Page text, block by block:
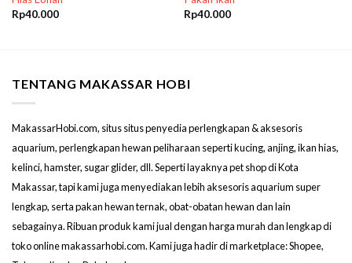
Rp40.000
Rp40.000
TENTANG MAKASSAR HOBI
MakassarHobi.com, situs situs penyedia perlengkapan & aksesoris
aquarium, perlengkapan hewan peliharaan seperti kucing, anjing, ikan hias,
kelinci, hamster, sugar glider, dll. Seperti layaknya pet shop di Kota
Makassar, tapi kami juga menyediakan lebih aksesoris aquarium super
lengkap, serta pakan hewan ternak, obat-obatan hewan dan lain
sebagainya. Ribuan produk kami jual dengan harga murah dan lengkap di
toko online makassarhobi.com. Kami juga hadir di marketplace: Shopee,